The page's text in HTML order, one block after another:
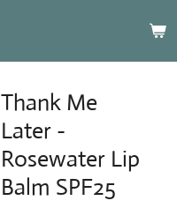
Thank Me
Later -
Rosewater Lip
Balm SPF25